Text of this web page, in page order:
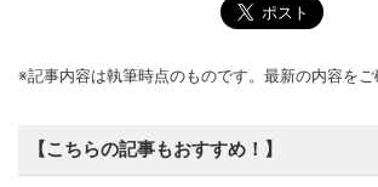
※記事内容は執筆時点のものです。最新の内容をご
【こちらの記事もおすすめ！】